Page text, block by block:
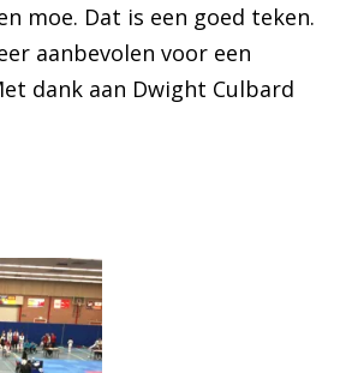
moe. Dat is een goed teken.
aanbevolen voor een
dank aan Dwight Culbard